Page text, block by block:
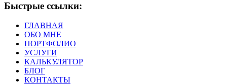
Быстрые ссылки:
ГЛАВНАЯ
ОБО МНЕ
ПОРТФОЛИО
УСЛУГИ
КАЛЬКУЛЯТОР
БЛОГ
КОНТАКТЫ